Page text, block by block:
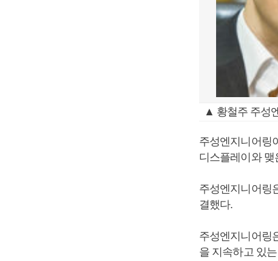
▲ 황철주 주성
주성엔지니어링
디스플레이와 맺
주성엔지니어링
결했다.
주성엔지니어링
을 지속하고 있